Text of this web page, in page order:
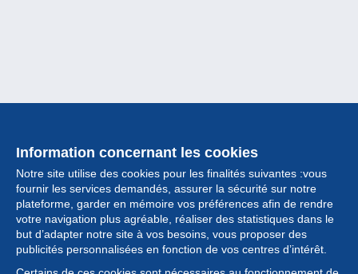
Information concernant les cookies
Notre site utilise des cookies pour les finalités suivantes :vous
fournir les services demandés, assurer la sécurité sur notre
plateforme, garder en mémoire vos préférences afin de rendre
votre navigation plus agréable, réaliser des statistiques dans le
but d’adapter notre site à vos besoins, vous proposer des
publicités personnalisées en fonction de vos centres d’intérêt.
Collection